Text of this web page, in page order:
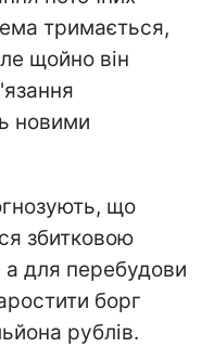
тримається,
щойно він
новими
що
збитковою
а для перебудови
борг
рублів.